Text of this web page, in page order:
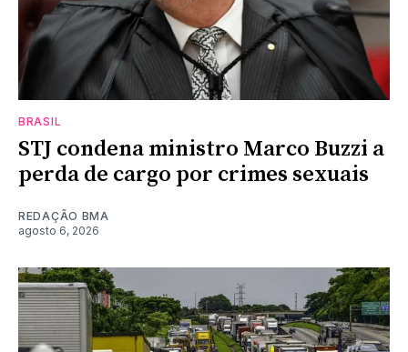
BRASIL
STJ condena ministro Marco Buzzi a
perda de cargo por crimes sexuais
REDAÇÃO BMA
agosto 6, 2026